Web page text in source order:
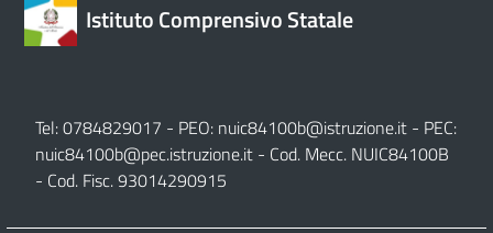
Istituto Comprensivo Statale
Tel: 0784829017 - PEO: nuic84100b@istruzione.it - PEC:
nuic84100b@pec.istruzione.it - Cod. Mecc. NUIC84100B
- Cod. Fisc. 93014290915